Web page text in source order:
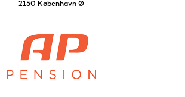
2150 København Ø